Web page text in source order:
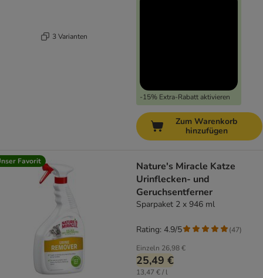
3 Varianten
-15% Extra-Rabatt aktivieren
Zum Warenkorb
hinzufügen
Favorit
Nature's Miracle Katze
Urinflecken- und
Geruchsentferner
Sparpaket 2 x 946 ml
Einzeln 26,98 €
25,49 €
13,47 € / l
Rating: 4.9/5 (47)